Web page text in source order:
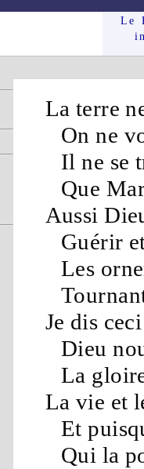
Le
La terre
On ne
Il ne se
Que
Aussi
Guérir
Les
Je dis
Dieu
La
La vie et
Et
Qui la